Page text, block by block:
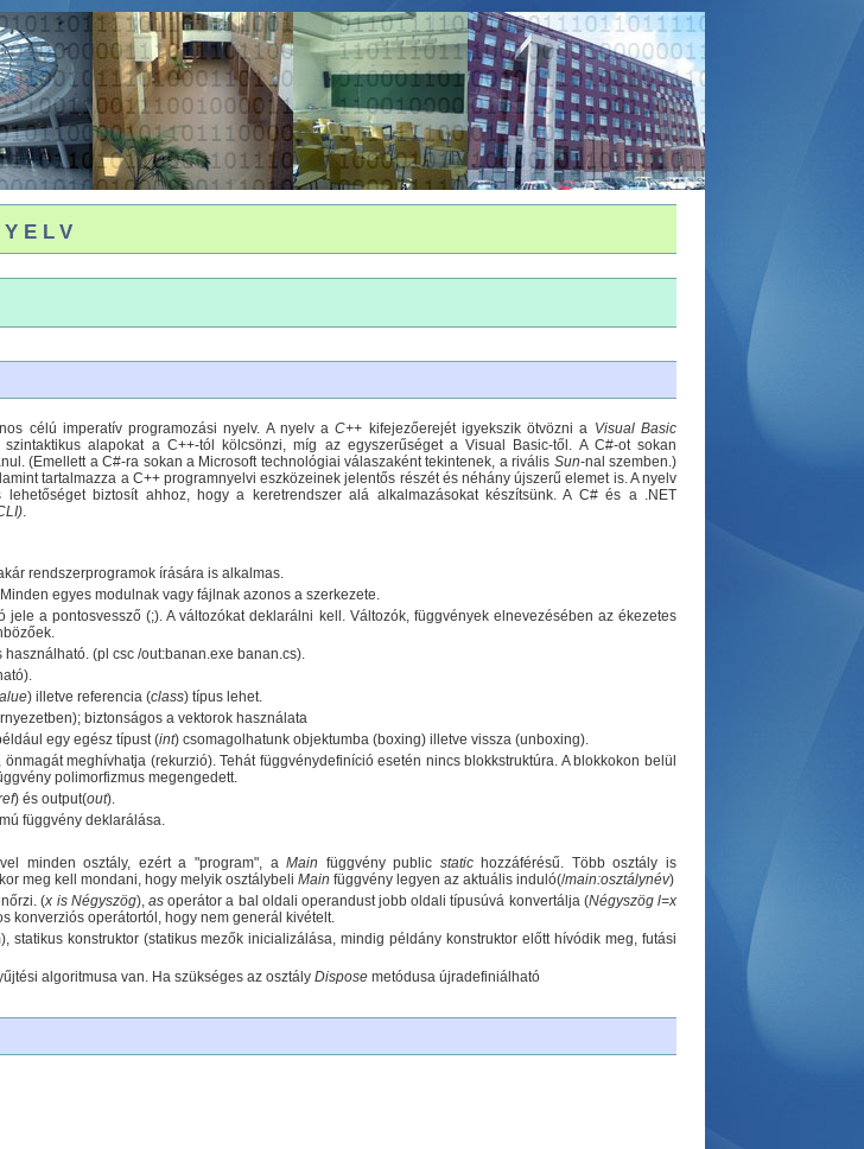
célú imperatív programozási nyelv. A nyelv aC++ kifejezőerejét igyekszik ötvözni a Visual Basic
alapokat a C++-tól kölcsönzi, míg az egyszerűséget a Visual Basic-től. A C#-ot sokan
(Emellett a C#-ra sokan a Microsoft technológiai válaszaként tekintenek, a rivális Sun-nal szemben.)
tartalmazza a C++ programnyelvi eszközeinek jelentős részét és néhány újszerű elemet is. A nyelv
biztosít ahhoz, hogy a keretrendszer alá alkalmazásokat készítsünk. A C# és a .NET
.
rendszerprogramok írására is alkalmas.
egyes modulnak vagy fájlnak azonos a szerkezete.
jele a pontosvessző (;). A változókat deklarálni kell. Változók, függvények elnevezésében az ékezetes
(pl csc /out:banan.exe banan.cs).
) illetve referencia (class) típus lehet.
biztonságos a vektorok használata
egy egész típust (int) csomagolhatunk objektumba (boxing) illetve vissza (unboxing).
meghívhatja (rekurzió). Tehát függvénydefiníció esetén nincs blokkstruktúra. A blokkokon belül
polimorfizmus megengedett.
) és output(out).
függvény deklarálása.
minden osztály, ezért a "program", aMain függvény public statichozzáférésű. Több osztály is
meg kell mondani, hogy melyik osztálybeli Main függvény legyen az aktuális induló(/main:osztálynév)
(x is Négyszög),as operátor a bal oldali operandust jobb oldali típusúvá konvertálja (Négyszög l=x
konverziós operátortól, hogy nem generál kivételt.
statikus konstruktor (statikus mezők inicializálása, mindig példány konstruktor előtt hívódik meg, futási
algoritmusa van. Ha szükséges az osztály Dispose metódusa újradefiniálható